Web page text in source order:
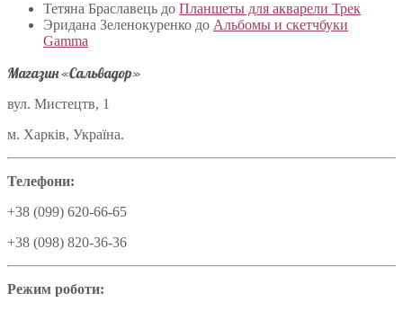
Тетяна Браславець до Планшеты для акварели Трек
Эридана Зеленокуренко до Альбомы и скетчбуки
Gamma
Магазин «Сальвадор»
вул. Мистецтв, 1
м. Харків, Україна.
Телефони:
+38 (099) 620-66-65
+38 (098) 820-36-36
Режим роботи: